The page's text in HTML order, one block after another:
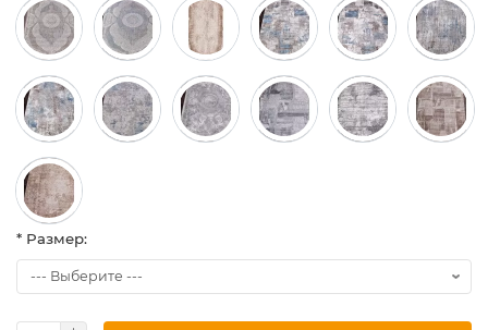
* Размер: